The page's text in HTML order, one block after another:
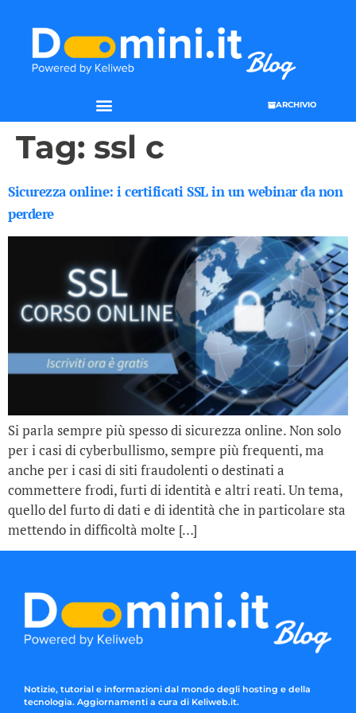
ARCHIVIO
Tag: ssl c
Sicurezza online: i certificati SSL in un webinar da non
perdere
Si parla sempre più spesso di sicurezza online. Non solo
per i casi di cyberbullismo, sempre più frequenti, ma
anche per i casi di siti fraudolenti o destinati a
commettere frodi, furti di identità e altri reati. Un tema,
quello del furto di dati e di identità che in particolare sta
mettendo in difficoltà molte […]
Notizie, tutorial e informazioni dal mondo degli hosting e della
tecnologia. Aggiornamenti a cura di Keliweb.it.